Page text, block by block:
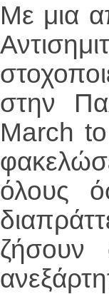
Με μια
στην
March
όλους